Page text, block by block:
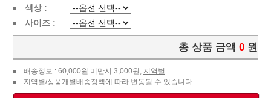
색상 :
사이즈 :
총 상품 금액 0 원
배송정보 : 60,000원 미만시 3,000원, 지역별
지역별/상품개별배송정책에 따라 변동될 수 있습니다